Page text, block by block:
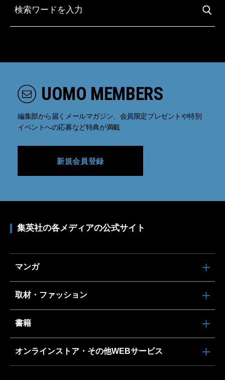
UOMO MEMBERS
編集部から届くメールマガジン、会員限定プレゼントや特別
イベントへの応募など特典が満載
新規会員登録
集英社の各メディアの公式サイト
マンガ
取材・ファッション
書籍
オンラインストア・その他WEBサービス